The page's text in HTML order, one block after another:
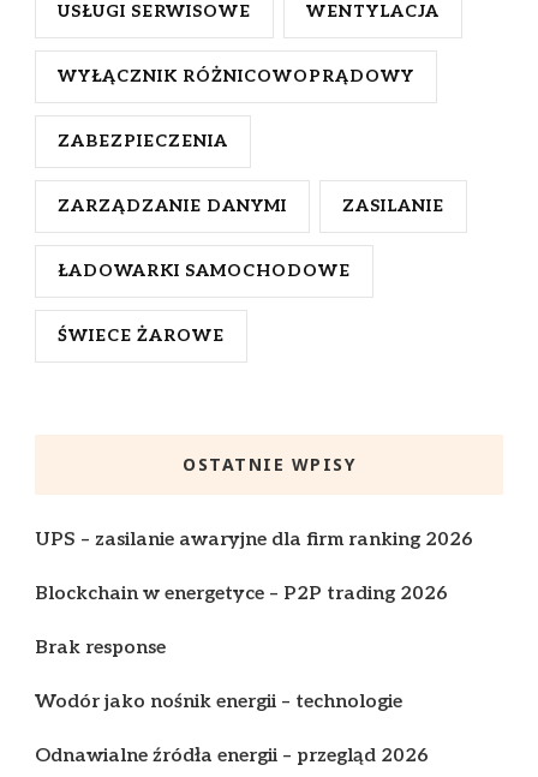
USŁUGI SERWISOWE WENTYLACJA
WYŁĄCZNIK RÓŻNICOWOPRĄDOWY
ZABEZPIECZENIA
ZARZĄDZANIE DANYMI ZASILANIE
ŁADOWARKI SAMOCHODOWE
ŚWIECE ŻAROWE
OSTATNIE WPISY
UPS – zasilanie awaryjne dla firm ranking 2026
Blockchain w energetyce – P2P trading 2026
Brak response
Wodór jako nośnik energii – technologie
Odnawialne źródła energii – przegląd 2026